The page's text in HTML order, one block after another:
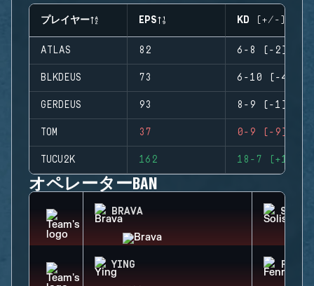
プレイヤー EPS KD (+/-)
ATLAS 82 6-8 (-2)
BLKDEUS 73 6-10 (-4)
GERDEUS 93 8-9 (-1)
TOM 37 0-9 (-9)
TUCU2K 162 18-7 (+11)
オペレーターBAN
BRAVA SOLIS
YING